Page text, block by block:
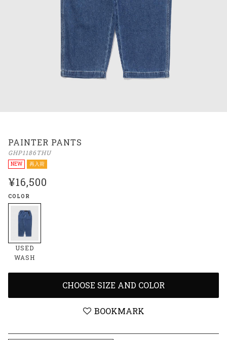
PAINTER PANTS
GHP1186THU
NEW 再入荷
¥16,500
COLOR
USED
WASH
CHOOSE SIZE AND COLOR
BOOKMARK